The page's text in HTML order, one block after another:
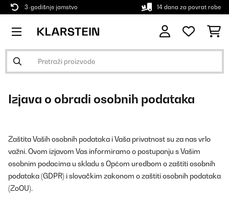
3-godišnje jamstvo 14 dana za povrat robe
Izjava o obradi osobnih podataka
Zaštita Vaših osobnih podataka i Vaša privatnost su za nas vrlo
važni. Ovom izjavom Vas informiramo o postupanju s Vašim
osobnim podacima u skladu s Općom uredbom o zaštiti osobnih
podataka (GDPR) i slovačkim zakonom o zaštiti osobnih podataka
(ZoOU).